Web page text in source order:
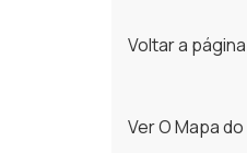
Voltar a
Ver O Mapa